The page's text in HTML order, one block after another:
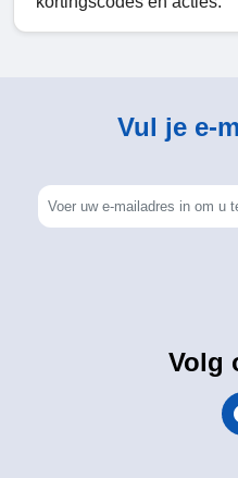
Vul je e-
Volg